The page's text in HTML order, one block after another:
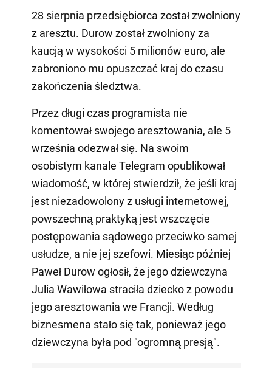
28 sierpnia przedsiębiorca został zwolniony
z aresztu. Durow został zwolniony za
kaucją w wysokości 5 milionów euro, ale
zabroniono mu opuszczać kraj do czasu
zakończenia śledztwa.
Przez długi czas programista nie
komentował swojego aresztowania, ale 5
września odezwał się. Na swoim
osobistym kanale Telegram opublikował
wiadomość, w której stwierdził, że jeśli kraj
jest niezadowolony z usługi internetowej,
powszechną praktyką jest wszczęcie
postępowania sądowego przeciwko samej
usłudze, a nie jej szefowi. Miesiąc później
Paweł Durow ogłosił, że jego dziewczyna
Julia Wawiłowa straciła dziecko z powodu
jego aresztowania we Francji. Według
biznesmena stało się tak, ponieważ jego
dziewczyna była pod "ogromną presją".